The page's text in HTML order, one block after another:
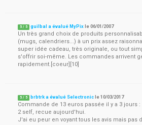
5 / 5 guilbal a évalué MyPix le06/01/2007
Un très grand choix de produits
(mugs, calendriers...) à un prix assez
super idée cadeau, très originale, ou tout
s'offrir soi-même. Les commandes arrivent
rapidement.[coeur][10]
5 / 5 brbtrk a évalué Selectronic le10/03/2017
Commande de 13 euros passée il y a 3 jours :
2 self, recue aujourd'hui.
J'ai eu peur en voyant tous les avis mais pas